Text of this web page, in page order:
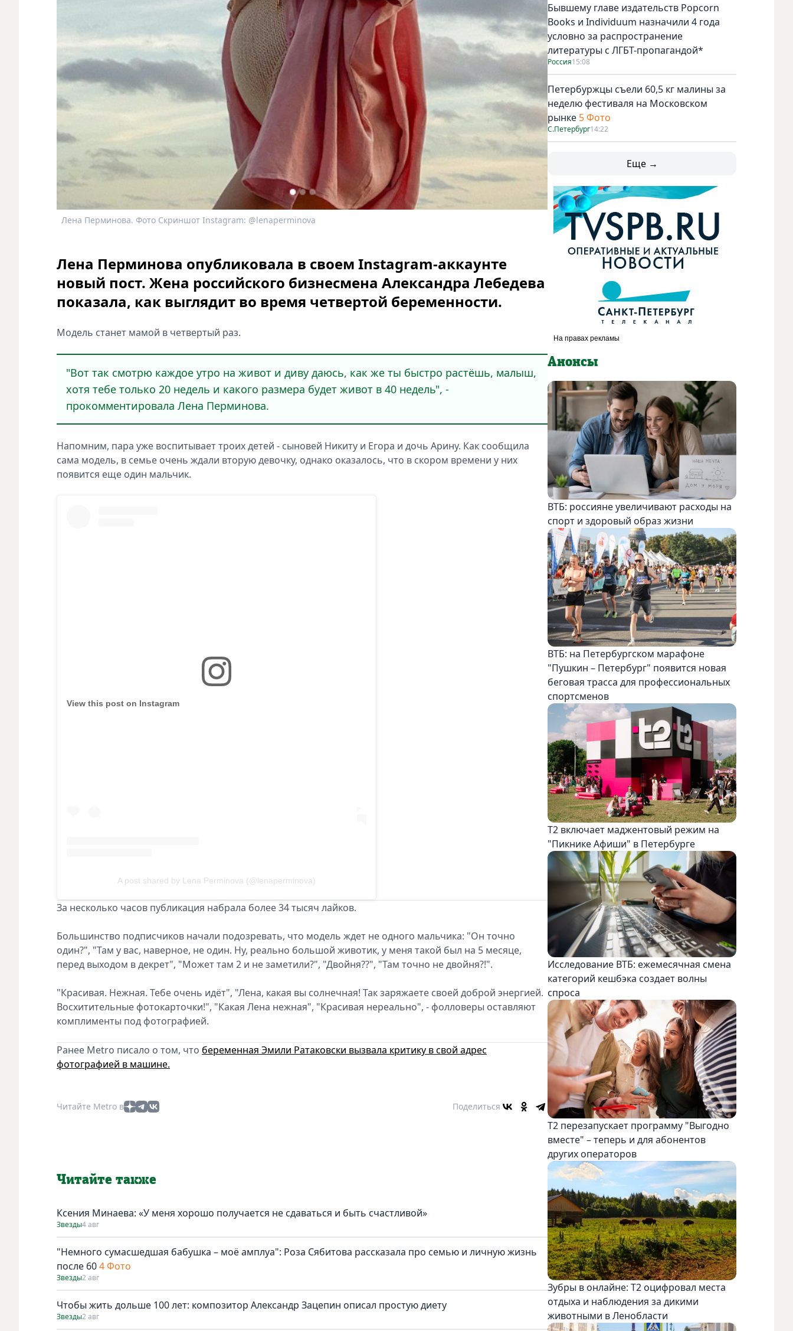
Лена Перминова. Фото Скриншот Instagram: @lenaperminova
Лена Перминова опубликовала в своем Instagram-аккаунте
новый пост. Жена российского бизнесмена Александра Лебедева
показала, как выглядит во время четвертой беременности.
Модель станет мамой в четвертый раз.
"Вот так смотрю каждое утро на живот и диву даюсь, как же ты быстро растёшь, малыш,
хотя тебе только 20 недель и какого размера будет живот в 40 недель", -
прокомментировала Лена Перминова.
Напомним, пара уже воспитывает троих детей - сыновей Никиту и Егора и дочь Арину. Как сообщила
сама модель, в семье очень ждали вторую девочку, однако оказалось, что в скором времени у них
появится еще один мальчик.
View this post on Instagram
A post shared by Lena Perminova (@lenaperminova)
За несколько часов публикация набрала более 34 тысяч лайков.
Большинство подписчиков начали подозревать, что модель ждет не одного мальчика: "Он точно
один?", "Там у вас, наверное, не один. Ну, реально большой животик, у меня такой был на 5 месяце,
перед выходом в декрет", "Может там 2 и не заметили?", "Двойня??", "Там точно не двойня?!".
"Красивая. Нежная. Тебе очень идёт", "Лена, какая вы солнечная! Так заряжаете своей доброй энергией.
Восхитительные фотокарточки!", "Какая Лена нежная", "Красивая нереально", - фолловеры оставляют
комплименты под фотографией.
Ранее Metro писало о том, что беременная Эмили Ратаковски вызвала критику в свой адрес
фотографией в машине.
Читайте Metro в Поделиться
Читайте также
Ксения Минаева: «У меня хорошо получается не сдаваться и быть счастливой»
Звезды4 авг
"Немного сумасшедшая бабушка – моё амплуа": Роза Сябитова рассказала про семью и личную жизнь
после 604 Фото
Звезды2 авг
Чтобы жить дольше 100 лет: композитор Александр Зацепин описал простую диету
Звезды2 авг
Бывшему главе издательств Popcorn
Books и Individuum назначили 4 года
условно за распространение
литературы с ЛГБТ-пропагандой*
Россия15:08
Петербуржцы съели 60,5 кг малины за
неделю фестиваля на Московском
рынке 5 Фото
С.Петербург14:22
Еще →
Анонсы
ВТБ: россияне увеличивают расходы на
спорт и здоровый образ жизни
ВТБ: на Петербургском марафоне
"Пушкин – Петербург" появится новая
беговая трасса для профессиональных
спортсменов
Т2 включает маджентовый режим на
"Пикнике Афиши" в Петербурге
Исследование ВТБ: ежемесячная смена
категорий кешбэка создает волны
спроса
Т2 перезапускает программу "Выгодно
вместе" – теперь и для абонентов
других операторов
Зубры в онлайне: Т2 оцифровал места
отдыха и наблюдения за дикими
животными в Ленобласти